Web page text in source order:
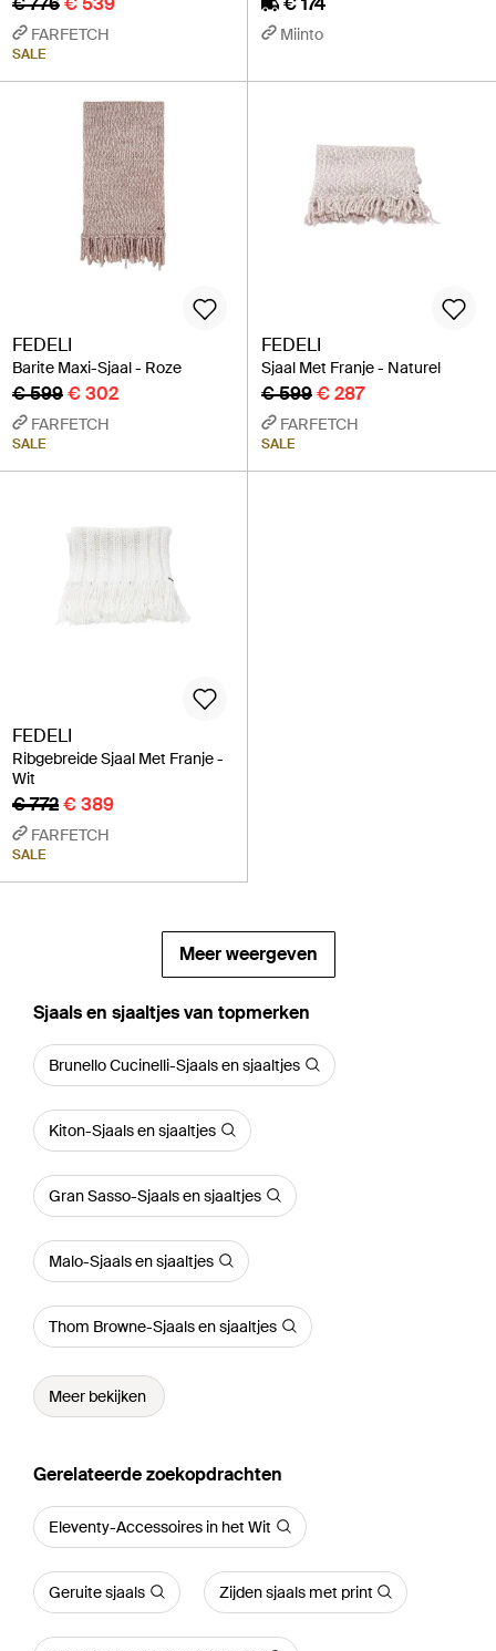
FARFETCH
SALE
Miinto
FEDELI
Barite Maxi-Sjaal - Roze
€ 599€ 302
FARFETCH
SALE
FEDELI
Sjaal Met Franje - Naturel
€ 599€ 287
FARFETCH
SALE
FEDELI
Ribgebreide Sjaal Met Franje -
Wit
€ 772€ 389
FARFETCH
SALE
Meer weergeven
‪Sjaals en sjaaltjes‬ van topmerken
Brunello Cucinelli-Sjaals en sjaaltjes
Kiton-Sjaals en sjaaltjes
Gran Sasso-Sjaals en sjaaltjes
Malo-Sjaals en sjaaltjes
Thom Browne-Sjaals en sjaaltjes
Meer bekijken
Gerelateerde zoekopdrachten
Eleventy-Accessoires in het Wit
Geruite sjaals Zijden sjaals met print